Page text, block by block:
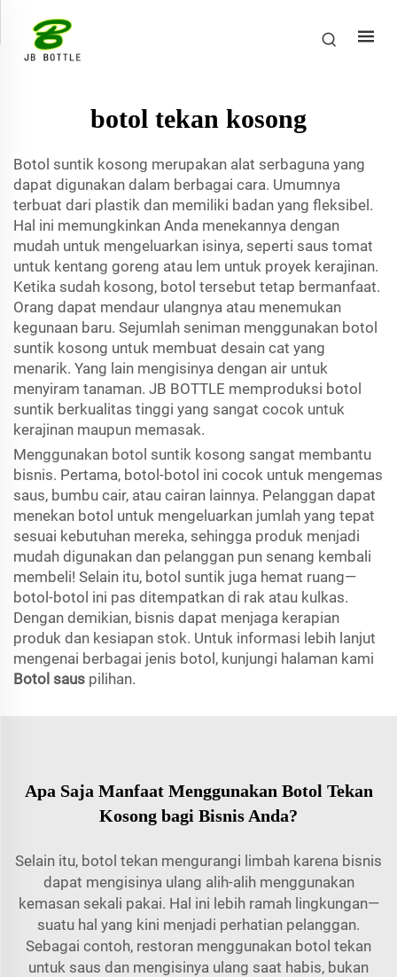
botol tekan kosong
Botol suntik kosong merupakan alat serbaguna yang
dapat digunakan dalam berbagai cara. Umumnya
terbuat dari plastik dan memiliki badan yang fleksibel.
Hal ini memungkinkan Anda menekannya dengan
mudah untuk mengeluarkan isinya, seperti saus tomat
untuk kentang goreng atau lem untuk proyek kerajinan.
Ketika sudah kosong, botol tersebut tetap bermanfaat.
Orang dapat mendaur ulangnya atau menemukan
kegunaan baru. Sejumlah seniman menggunakan botol
suntik kosong untuk membuat desain cat yang
menarik. Yang lain mengisinya dengan air untuk
menyiram tanaman. JB BOTTLE memproduksi botol
suntik berkualitas tinggi yang sangat cocok untuk
kerajinan maupun memasak.
Menggunakan botol suntik kosong sangat membantu
bisnis. Pertama, botol-botol ini cocok untuk mengemas
saus, bumbu cair, atau cairan lainnya. Pelanggan dapat
menekan botol untuk mengeluarkan jumlah yang tepat
sesuai kebutuhan mereka, sehingga produk menjadi
mudah digunakan dan pelanggan pun senang kembali
membeli! Selain itu, botol suntik juga hemat ruang—
botol-botol ini pas ditempatkan di rak atau kulkas.
Dengan demikian, bisnis dapat menjaga kerapian
produk dan kesiapan stok. Untuk informasi lebih lanjut
mengenai berbagai jenis botol, kunjungi halaman kami
Botol saus pilihan.
Apa Saja Manfaat Menggunakan Botol Tekan
Kosong bagi Bisnis Anda?
Selain itu, botol tekan mengurangi limbah karena bisnis
dapat mengisinya ulang alih-alih menggunakan
kemasan sekali pakai. Hal ini lebih ramah lingkungan—
suatu hal yang kini menjadi perhatian pelanggan.
Sebagai contoh, restoran menggunakan botol tekan
untuk saus dan mengisinya ulang saat habis, bukan